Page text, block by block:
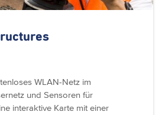
WLAN-Netz im
und Sensoren für
interaktive Karte mit einer